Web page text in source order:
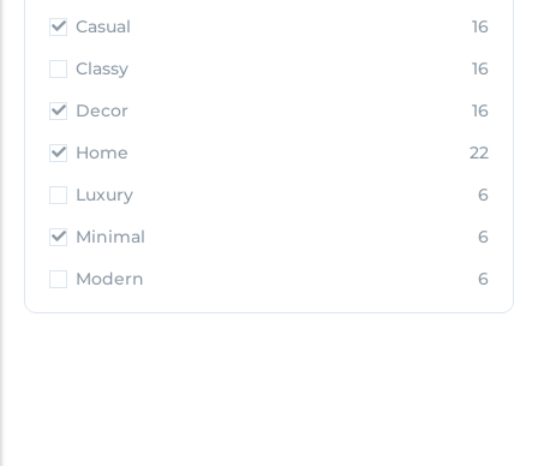
Casual
16
Classy
16
Decor
16
Home
22
Luxury
6
Minimal
6
Modern
6